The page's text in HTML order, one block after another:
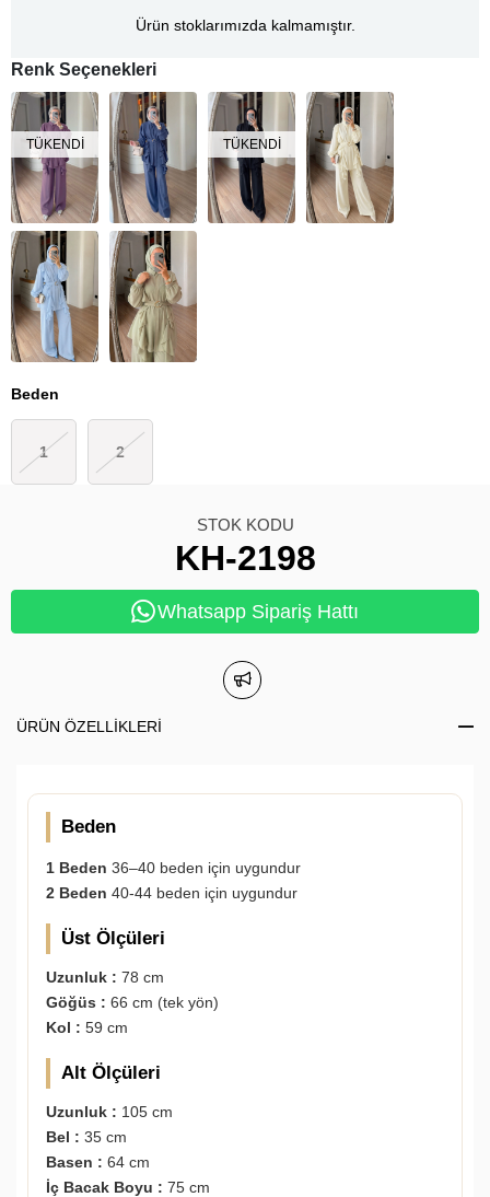
Ürün stoklarımızda kalmamıştır.
Renk Seçenekleri
TÜKENDI TÜKENDI
Beden
1 2
STOK KODU
KH-2198
Whatsapp Sipariş Hattı
ÜRÜN ÖZELLIKLERI
Beden
1 Beden 36–40 beden için uygundur
2 Beden 40-44 beden için uygundur
Üst Ölçüleri
Uzunluk : 78 cm
Göğüs : 66 cm (tek yön)
Kol : 59 cm
Alt Ölçüleri
Uzunluk : 105 cm
Bel : 35 cm
Basen : 64 cm
İç Bacak Boyu : 75 cm